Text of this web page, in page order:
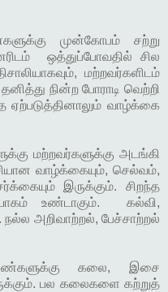
முன்கோபம் சற்று
ஒத்துப்போவதில் சில
மற்றவர்களிடம்
நின்ற போராடி வெற்றி
வாழ்க்கை
மற்றவர்களுக்கு அடங்கி
வாழ்க்கையும், செல்வம்,
இருக்கும். சிறந்த
உண்டாகும். கல்வி,
நல்ல அறிவாற்றல், பேச்சாற்றல்
கலை, இசை
பல கலைகளை கற்றுத்